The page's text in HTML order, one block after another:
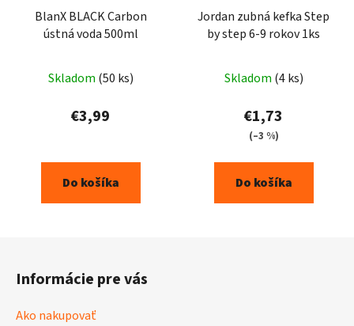
BlanX BLACK Carbon
ústná voda 500ml
Skladom (50 ks)
€3,99
Do košíka
Jordan zubná kefka Step
by step 6-9 rokov 1ks
Skladom (4 ks)
€1,73
(–3 %)
Do košíka
Informácie pre vás
Ako nakupovať